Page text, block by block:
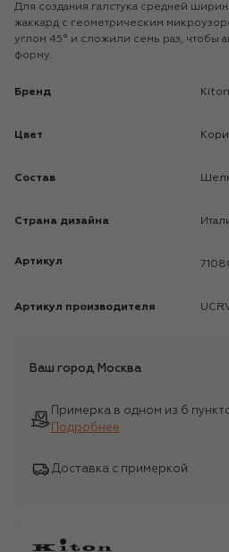
Для создания галстука средней
жаккард с геометрическим
углом 45° и сложили семь раз, чтобы
форму.
Бренд Kiton
Цвет
Состав
Страна дизайна
Артикул
Артикул производителя
Ваш город Москва
Примерка в одном из 6
Подробнее
Доставка с примеркой